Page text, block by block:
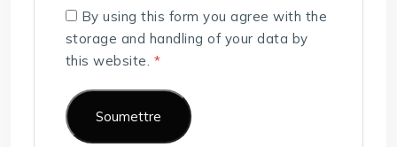
By using this form you agree with the
storage and handling of your data by
this website. *